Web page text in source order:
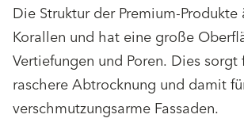
Die Struktur der Premium-
Korallen und hat eine große
Vertiefungen und Poren. Dies sorgt
raschere Abtrocknung und damit
verschmutzungsarme Fassaden.